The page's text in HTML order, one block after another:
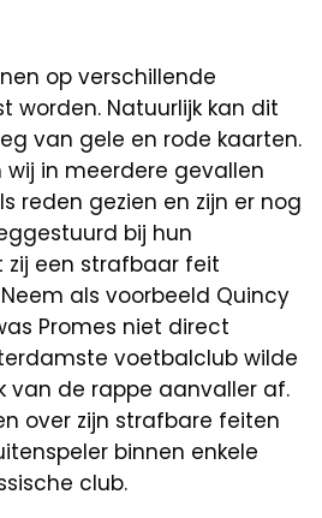
op verschillende
worden. Natuurlijk kan dit
van gele en rode kaarten.
wij in meerdere gevallen
reden gezien en zijn er nog
bij hun
een strafbaar feit
als voorbeeld Quincy
Promes niet direct
voetbalclub wilde
van de rappe aanvaller af.
over zijn strafbare feiten
binnen enkele
club.